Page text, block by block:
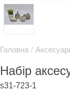
Головна /
Набір
s31-723-1